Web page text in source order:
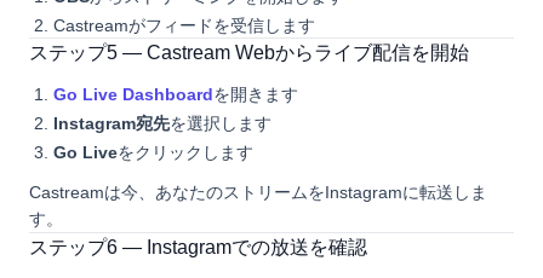
Castreamがフィードを受信します
ステップ5 — Castream Webからライブ配信を開始
Go Live Dashboardを開きます
Instagram宛先を選択します
Go Liveをクリックします
Castreamは今、あなたのストリームをInstagramに転送しま
す。
ステップ6 — Instagramでの放送を確認